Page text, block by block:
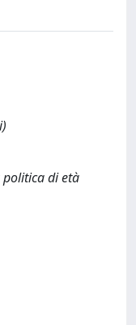
politica di età